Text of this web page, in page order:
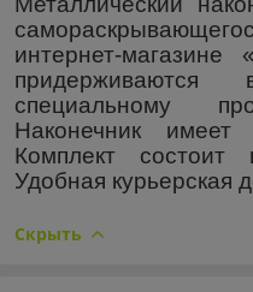
интернет-
специальному
Наконечник
Комплект состоит
Удобная курьерская
Скрыть